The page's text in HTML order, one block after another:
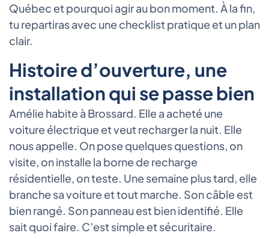
Québec et pourquoi agir au bon moment. À la fin,
tu repartiras avec une checklist pratique et un plan
clair.
Histoire d’ouverture, une
installation qui se passe bien
Amélie habite à Brossard. Elle a acheté une
voiture électrique et veut recharger la nuit. Elle
nous appelle. On pose quelques questions, on
visite, on installe la borne de recharge
résidentielle, on teste. Une semaine plus tard, elle
branche sa voiture et tout marche. Son câble est
bien rangé. Son panneau est bien identifié. Elle
sait quoi faire. C’est simple et sécuritaire.